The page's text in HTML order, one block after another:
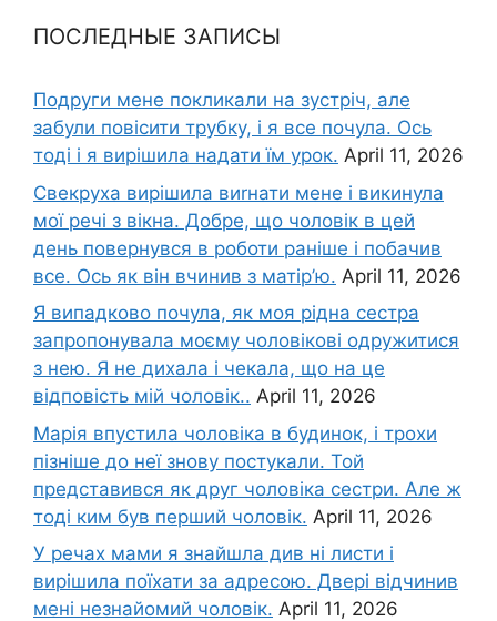
ПОСЛЕДНЫЕ ЗАПИСЫ
Подруги мене покликали на зустріч, але
забули повісити трубку, і я все почула. Ось
тоді і я вирішила надати їм урок. April 11, 2026
Свекруха вирішила виrнати мене і викинула
мої речі з вікна. Добре, що чоловік в цей
день повернувся в роботи раніше і побачив
все. Ось як він вчинив з матір’ю. April 11, 2026
Я випадково почула, як моя рідна сестра
запропонувала моєму чоловікові одружитися
з нею. Я не дихала і чекала, що на це
відповість мій чоловік.. April 11, 2026
Марія впустила чоловіка в будинок, і трохи
пізніше до неї знову постукали. Той
представився як друг чоловіка сестри. Але ж
тоді ким був перший чоловік. April 11, 2026
У речах мами я знайшла див ні листи і
вирішила поїхати за адресою. Двері відчинив
мені незнайомий чоловік. April 11, 2026